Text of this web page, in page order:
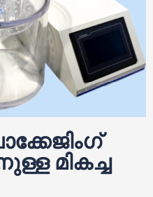
മികച്ച